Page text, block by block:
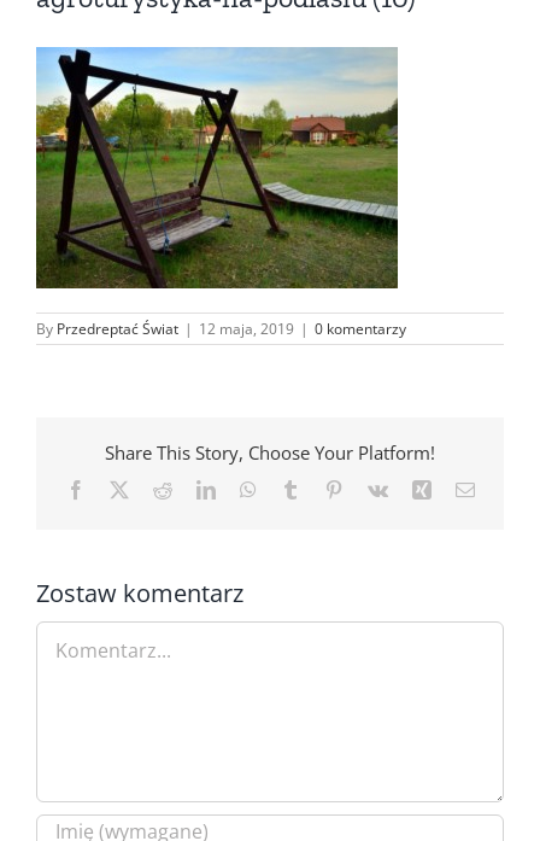
By Przedreptać Świat | 12 maja, 2019 | 0 komentarzy
Share This Story, Choose Your Platform!
Facebook RedditLinkedInWhatsApp
Tumblr Pinterest
Vk Xing Email
Zostaw komentarz
Comment